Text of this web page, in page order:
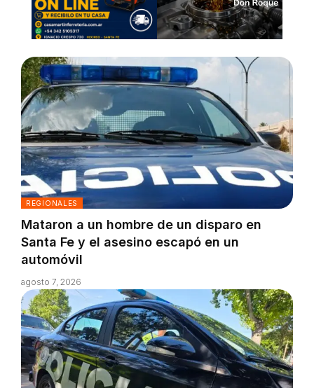
REGIONALES
Mataron a un hombre de un disparo en
Santa Fe y el asesino escapó en un
automóvil
agosto 7, 2026